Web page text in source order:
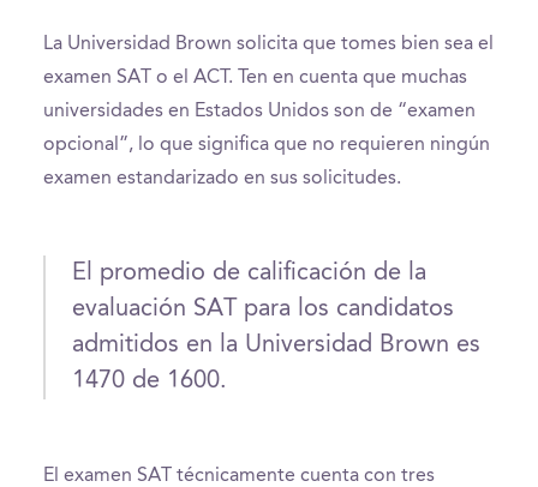
La Universidad Brown solicita que tomes bien sea el
examen SAT o el ACT. Ten en cuenta que muchas
universidades en Estados Unidos son de “examen
opcional”, lo que significa que no requieren ningún
examen estandarizado en sus solicitudes.
El promedio de calificación de la
evaluación SAT para los candidatos
admitidos en la Universidad Brown es
1470 de 1600.
El examen SAT técnicamente cuenta con tres